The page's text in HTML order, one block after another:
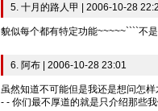
5. 十月的路人甲 | 2006-10-28
貌似每个都有特定功能~~~~~````不
6. 阿布 | 2006-10-28 23:01
虽然知道不可能但是我还是想问怎
- - 你们最不厚道的就是只介绍那